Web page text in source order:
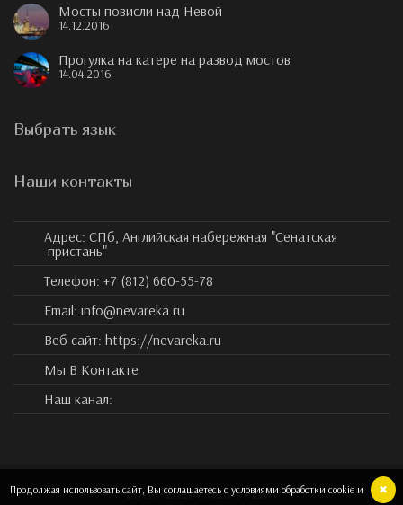
Мосты повисли над Невой
14.12.2016
Прогулка на катере на развод мостов
14.04.2016
Выбрать язык
Наши контакты
Адрес: СПб, Английская набережная "Сенатская
пристань"
Телефон: +7 (812) 660-55-78
Email: info@nevareka.ru
Веб сайт: https://nevareka.ru
Мы В Контакте
Наш канал:
2009-2026©НЕВА РЕКА ✖
Продолжая использовать сайт, Вы соглашаетесь с условиями обработки cookie и